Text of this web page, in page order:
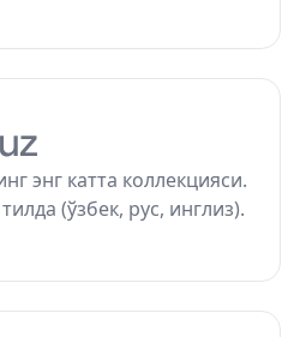
энг катта коллекцияси.
(ўзбек, рус, инглиз).